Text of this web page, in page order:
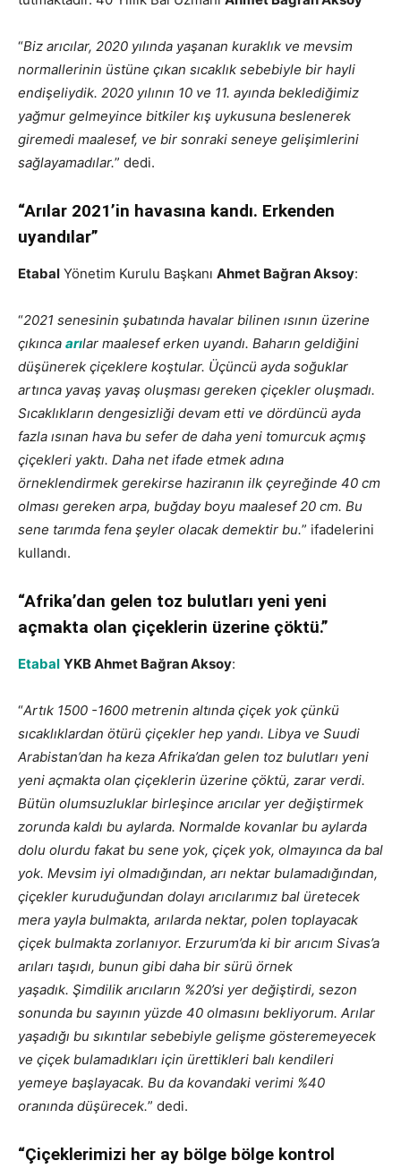
“Biz arıcılar, 2020 yılında yaşanan kuraklık ve mevsim
normallerinin üstüne çıkan sıcaklık sebebiyle bir hayli
endişeliydik. 2020 yılının 10 ve 11. ayında beklediğimiz
yağmur gelmeyince bitkiler kış uykusuna beslenerek
giremedi maalesef, ve bir sonraki seneye gelişimlerini
sağlayamadılar.” dedi.
“Arılar 2021’in havasına kandı. Erkenden
uyandılar”
Etabal Yönetim Kurulu Başkanı Ahmet Bağran Aksoy:
“2021 senesinin şubatında havalar bilinen ısının üzerine
çıkınca arılar maalesef erken uyandı. Baharın geldiğini
düşünerek çiçeklere koştular. Üçüncü ayda soğuklar
artınca yavaş yavaş oluşması gereken çiçekler oluşmadı.
Sıcaklıkların dengesizliği devam etti ve dördüncü ayda
fazla ısınan hava bu sefer de daha yeni tomurcuk açmış
çiçekleri yaktı. Daha net ifade etmek adına
örneklendirmek gerekirse haziranın ilk çeyreğinde 40 cm
olması gereken arpa, buğday boyu maalesef 20 cm. Bu
sene tarımda fena şeyler olacak demektir bu.” ifadelerini
kullandı.
“Afrika’dan gelen toz bulutları yeni yeni
açmakta olan çiçeklerin üzerine çöktü.”
Etabal YKB Ahmet Bağran Aksoy:
“Artık 1500 -1600 metrenin altında çiçek yok çünkü
sıcaklıklardan ötürü çiçekler hep yandı. Libya ve Suudi
Arabistan’dan ha keza Afrika’dan gelen toz bulutları yeni
yeni açmakta olan çiçeklerin üzerine çöktü, zarar verdi.
Bütün olumsuzluklar birleşince arıcılar yer değiştirmek
zorunda kaldı bu aylarda. Normalde kovanlar bu aylarda
dolu olurdu fakat bu sene yok, çiçek yok, olmayınca da bal
yok. Mevsim iyi olmadığından, arı nektar bulamadığından,
çiçekler kuruduğundan dolayı arıcılarımız bal üretecek
mera yayla bulmakta, arılarda nektar, polen toplayacak
çiçek bulmakta zorlanıyor. Erzurum’da ki bir arıcım Sivas’a
arıları taşıdı, bunun gibi daha bir sürü örnek
yaşadık. Şimdilik arıcıların %20’si yer değiştirdi, sezon
sonunda bu sayının yüzde 40 olmasını bekliyorum. Arılar
yaşadığı bu sıkıntılar sebebiyle gelişme gösteremeyecek
ve çiçek bulamadıkları için ürettikleri balı kendileri
yemeye başlayacak. Bu da kovandaki verimi %40
oranında düşürecek.” dedi.
“Çiçeklerimizi her ay bölge bölge kontrol